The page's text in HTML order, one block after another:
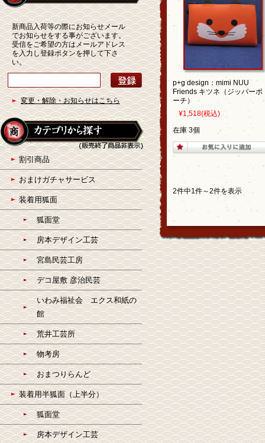
p+g design：mimi NUU
Friends キツネ（ジッパーポ
ーチ）
¥1,518(税込)
在庫 3個
2件中1件～2件を表示
新商品入荷等の際にお知らせメール
でお知らせをする事がございます。
受信をご希望の方はメールアドレス
を入力し登録ボタンを押して下さ
い。
変更・解除・お知らせはこちら
割引商品
おまけガチャサービス
装着用狐面
狐面堂
房本デザイン工芸
宮島民芸工房
デコ屋敷 彦治民芸
いわみ福祉会 エクス和紙の
館
荒井工芸所
物考房
おまつりらんど
装着用半狐面（上半分）
狐面堂
房本デザイン工芸